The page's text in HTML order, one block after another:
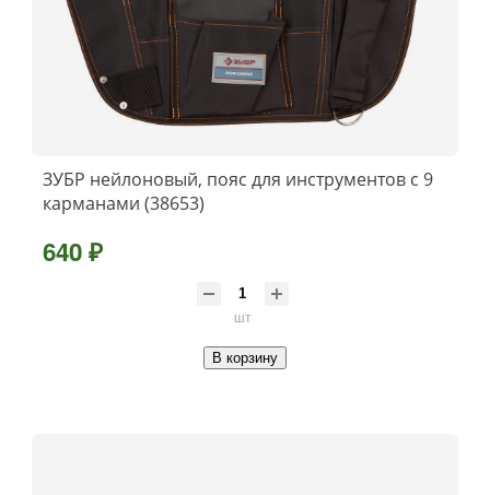
ЗУБР нейлоновый, пояс для инструментов с 9
карманами (38653)
640 ₽
шт
В корзину